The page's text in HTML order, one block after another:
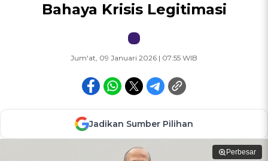
Bahaya Krisis Legitimasi
Jum'at, 09 Januari 2026 | 07:55 WIB
Jadikan Sumber Pilihan
Perbesar